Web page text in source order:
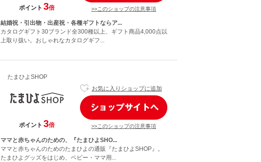
ポイント 3倍 >>このショップの注意事項
結婚祝・引出物・出産祝・各種ギフトならア...
カタログギフト30ブランド全300種以上、ギフト商品4,000点以
上取り扱い。おしゃれなカタログギフ...
たまひよSHOP
ポイント 3倍
お気に入りショップに追加
>>このショップの注意事項
ママと赤ちゃんのための、『たまひよSHO...
ママと赤ちゃんのためのたまひよの通販『たまひよSHOP』。
たまひよグッズをはじめ、ベビー・ママ用...